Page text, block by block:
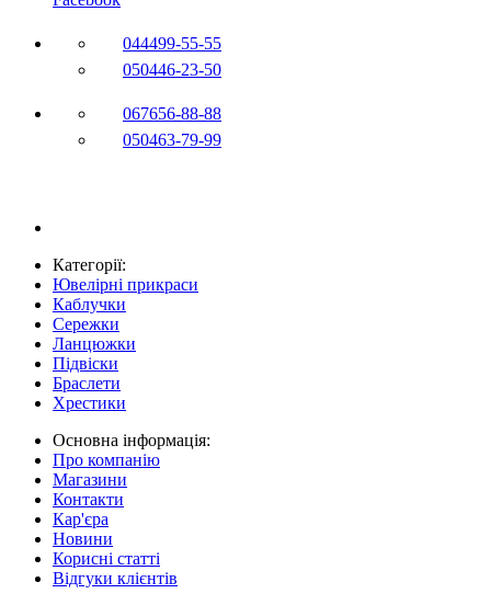
044499-55-55
050446-23-50
067656-88-88
050463-79-99
Категорії:
Ювелірні прикраси
Каблучки
Сережки
Ланцюжки
Підвіски
Браслети
Хрестики
Основна інформація:
Про компанію
Магазини
Контакти
Кар'єра
Новини
Корисні статті
Відгуки клієнтів